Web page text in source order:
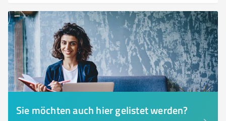
Sie möchten auch hier gelistet werden?